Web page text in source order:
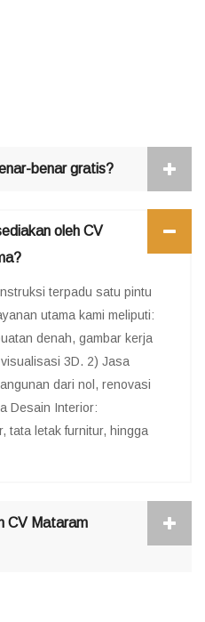
benar gratis?
oleh CV
terpadu satu pintu
utama kami meliputi:
denah, gambar kerja
3D. 2) Jasa
dari nol, renovasi
Desain Interior:
tata letak furnitur, hingga
CV Mataram